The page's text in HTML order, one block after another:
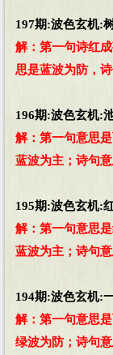
197期:波色玄机:
解：第一句诗红
思是蓝波为防，
196期:波色玄机:
解：第一句意思
蓝波为主；诗句
195期:波色玄机:
解：第一句意思
蓝波为主；诗句
194期:波色玄机:
解：第一句意思
绿波为防；诗句